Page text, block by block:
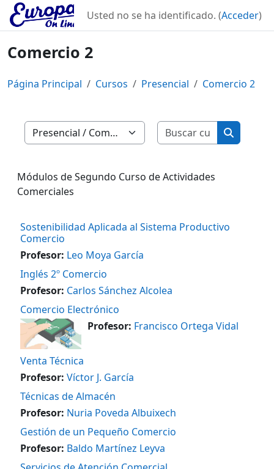
Salta al contenido principal
Usted no se ha identificado. (Acceder)
Comercio 2
Página Principal Cursos Presencial Comercio 2
Categorías
Buscar
Buscar
Módulos de Segundo Curso de Actividades
Comerciales
Sostenibilidad Aplicada al Sistema Productivo
Comercio
Profesor: Leo Moya García
Inglés 2º Comercio
Profesor: Carlos Sánchez Alcolea
Comercio Electrónico
Profesor: Francisco Ortega Vidal
Venta Técnica
Profesor: Víctor J. García
Técnicas de Almacén
Profesor: Nuria Poveda Albuixech
Gestión de un Pequeño Comercio
Profesor: Baldo Martínez Leyva